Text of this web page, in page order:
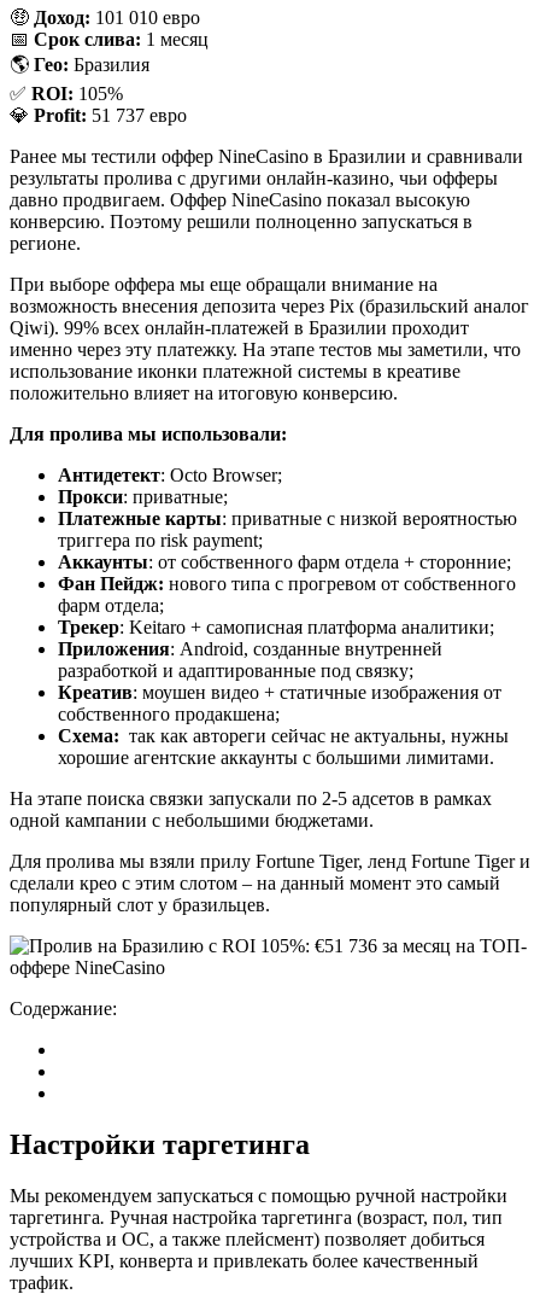
🤑 Доход: 101 010 евро
📅 Срок слива: 1 месяц
🌎 Гео: Бразилия
✅ ROI: 105%
💎 Profit: 51 737 евро
Ранее мы тестили оффер NineCasino в Бразилии и сравнивали
результаты пролива с другими онлайн-казино, чьи офферы
давно продвигаем. Оффер NineCasino показал высокую
конверсию. Поэтому решили полноценно запускаться в
регионе.
При выборе оффера мы еще обращали внимание на
возможность внесения депозита через Pix (бразильский аналог
Qiwi). 99% всех онлайн-платежей в Бразилии проходит
именно через эту платежку. На этапе тестов мы заметили, что
использование иконки платежной системы в креативе
положительно влияет на итоговую конверсию.
Для пролива мы использовали:
Антидетект: Octo Browser;
Прокси: приватные;
Платежные карты: приватные с низкой вероятностью
триггера по risk payment;
Аккаунты: от собственного фарм отдела + сторонние;
Фан Пейдж: нового типа с прогревом от собственного
фарм отдела;
Трекер: Keitaro + самописная платформа аналитики;
Приложения: Android, созданные внутренней
разработкой и адаптированные под связку;
Креатив: моушен видео + статичные изображения от
собственного продакшена;
Схема: так как автореги сейчас не актуальны, нужны
хорошие агентские аккаунты с большими лимитами.
На этапе поиска связки запускали по 2-5 адсетов в рамках
одной кампании с небольшими бюджетами.
Для пролива мы взяли прилу Fortune Tiger, ленд Fortune Tiger и
сделали крео с этим слотом – на данный момент это самый
популярный слот у бразильцев.
Содержание:
Настройки таргетинга
Мы рекомендуем запускаться с помощью ручной настройки
таргетинга. Ручная настройка таргетинга (возраст, пол, тип
устройства и ОС, а также плейсмент) позволяет добиться
лучших KPI, конверта и привлекать более качественный
трафик.